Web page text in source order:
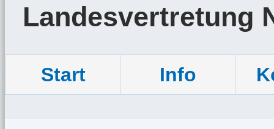
Landesvertretung
Start Info